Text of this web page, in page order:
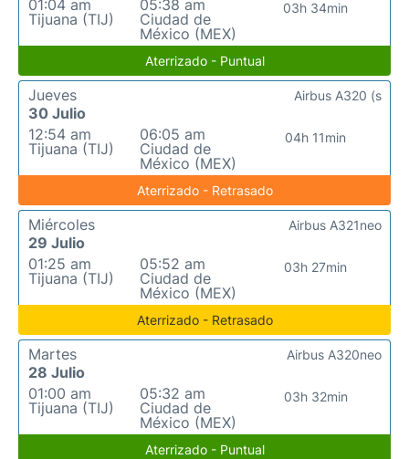
01:04 am
Tijuana (TIJ)
05:38 am
Ciudad de
México (MEX)
03h 34min
Aterrizado - Puntual
Jueves
30 Julio
12:54 am
Tijuana (TIJ)
06:05 am
Ciudad de
México (MEX)
04h 11min
Airbus A320 (s
Aterrizado - Retrasado
Miércoles
29 Julio
01:25 am
Tijuana (TIJ)
05:52 am
Ciudad de
México (MEX)
03h 27min
Airbus A321neo
Aterrizado - Retrasado
Martes
28 Julio
01:00 am
Tijuana (TIJ)
05:32 am
Ciudad de
México (MEX)
03h 32min
Airbus A320neo
Aterrizado - Puntual